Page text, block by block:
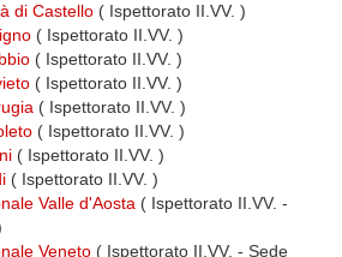
di Castello ( Ispettorato II.VV. )
( Ispettorato II.VV. )
( Ispettorato II.VV. )
( Ispettorato II.VV. )
( Ispettorato II.VV. )
( Ispettorato II.VV. )
( Ispettorato II.VV. )
( Ispettorato II.VV. )
Valle d'Aosta ( Ispettorato II.VV. -
Veneto ( Ispettorato II.VV. - Sede